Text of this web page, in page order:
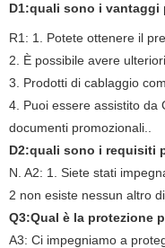
D1:quali sono i vantaggi
R1: 1. Potete ottenere il
2. È possibile avere
3. Prodotti di cablaggio
4. Puoi essere assistito da
documenti promozionali..
D2:quali sono i requisiti
N. A2: 1. Siete stati
2 non esiste nessun altro
Q3:Qual è la protezione
A3: Ci impegniamo a